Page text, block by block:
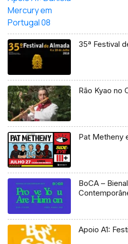
35ª Festival
Rão Kyao no
Pat Metheny
BoCA –
Apoio A1: